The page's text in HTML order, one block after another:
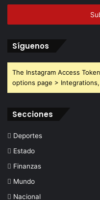
correo
Síguenos
The Instagram Access
options page >
Secciones
Deportes
Estado
Finanzas
Mundo
Nacional